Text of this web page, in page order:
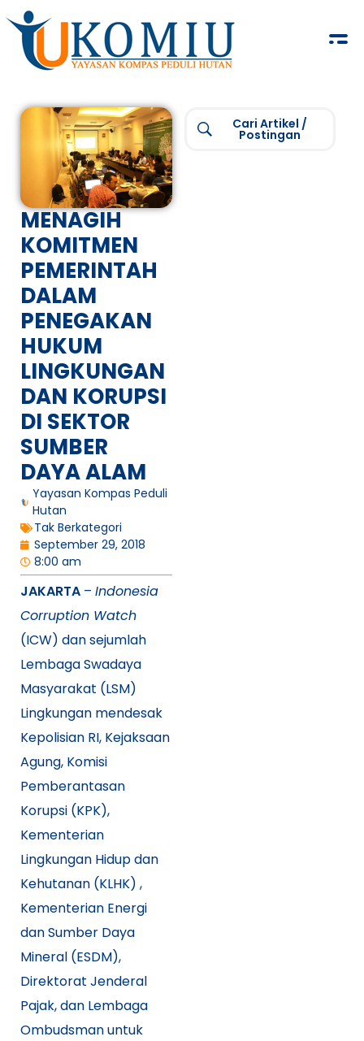
MENAGIH
KOMITMEN
PEMERINTAH
DALAM
PENEGAKAN
HUKUM
LINGKUNGAN
DAN KORUPSI
DI SEKTOR
SUMBER
DAYA ALAM
Yayasan Kompas Peduli
Hutan
Tak Berkategori
September 29, 2018
8:00 am
JAKARTA – Indonesia
Corruption Watch
(ICW) dan sejumlah
Lembaga Swadaya
Masyarakat (LSM)
Lingkungan mendesak
Kepolisian RI, Kejaksaan
Agung, Komisi
Pemberantasan
Korupsi (KPK),
Kementerian
Lingkungan Hidup dan
Kehutanan (KLHK) ,
Kementerian Energi
dan Sumber Daya
Mineral (ESDM),
Direktorat Jenderal
Pajak, dan Lembaga
Ombudsman untuk
Cari Artikel /
Postingan